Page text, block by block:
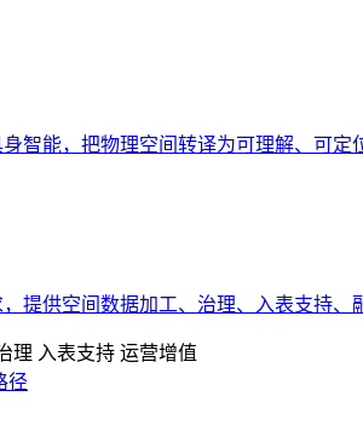
智能，把物理空间转译为可理解、可定
提供空间数据加工、治理、入表支持、
理 入表支持 运营增值
径